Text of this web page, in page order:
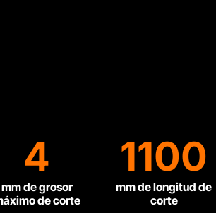
4
mm de grosor
de corte
1100
mm de longitud de
corte